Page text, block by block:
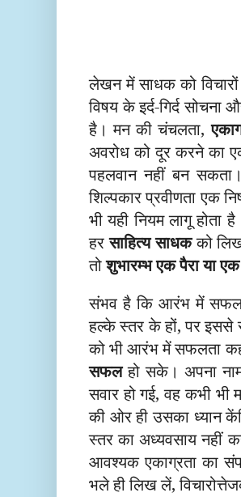
लेखन में साधक को
विषय के इर्द-गिर्द
है। मन की चंचलता,
अवरोध को दूर करने का
पहलवान नहीं बन
शिल्पकार प्रवीणता एक
भी यही नियम लागू होता
हरसाहित्य साधकको
तोशुभारम्भ एक पैरा या
संभव है कि आरंभ में
हल्के स्तर के हों, पर इससे
को भी आरंभ में सफलता
सफलहो सके। अपना
सवार हो गई, वह कभी
की ओर ही उसका ध्यान
स्तर का अध्यवसाय नहीं
आवश्यक एकाग्रता का
भले ही लिख लें,